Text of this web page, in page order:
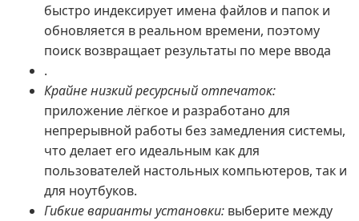
быстро индексирует имена файлов и папок и
обновляется в реальном времени, поэтому
поиск возвращает результаты по мере ввода
.
Крайне низкий ресурсный отпечаток:
приложение лёгкое и разработано для
непрерывной работы без замедления системы,
что делает его идеальным как для
пользователей настольных компьютеров, так и
для ноутбуков.
Гибкие варианты установки: выберите между